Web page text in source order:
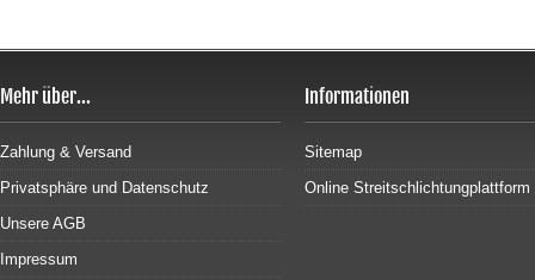
Mehr über...
Zahlung & Versand
Privatsphäre und Datenschutz
Unsere AGB
Impressum
Informationen
Sitemap
Online Streitschlichtungplattform